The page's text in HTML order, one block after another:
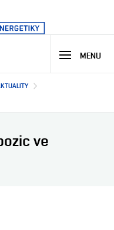
MENU
ve